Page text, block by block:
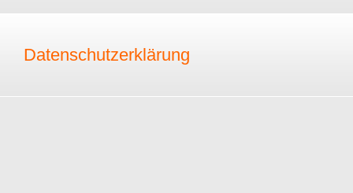
Datenschutzerklärung